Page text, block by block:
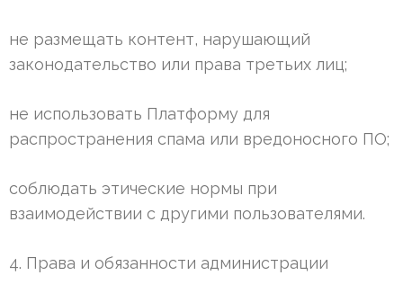
не размещать контент, нарушающий
законодательство или права третьих лиц;
не использовать Платформу для
распространения спама или вредоносного ПО;
соблюдать этические нормы при
взаимодействии с другими пользователями.
4. Права и обязанности администрации